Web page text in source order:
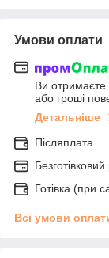
Умови оплати
Ви
або гроші
Детальніше
Післяплата
Готівка (при
Всі умови